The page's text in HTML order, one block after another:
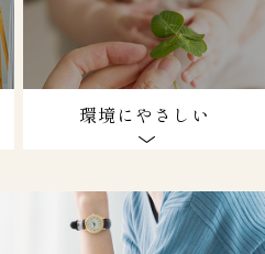
環境にやさしい